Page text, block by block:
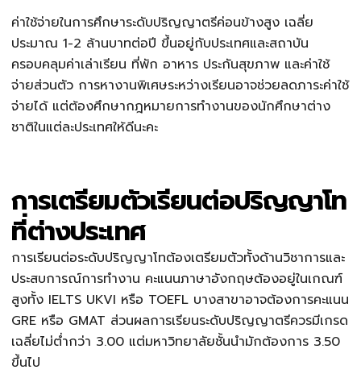
ค่าใช้จ่ายในการศึกษาระดับปริญญาตรีค่อนข้างสูง เฉลี่ย
ประมาณ 1-2 ล้านบาทต่อปี ขึ้นอยู่กับประเทศและสถาบัน
ครอบคลุมค่าเล่าเรียน ที่พัก อาหาร ประกันสุขภาพ และค่าใช้
จ่ายส่วนตัว การหางานพิเศษระหว่างเรียนอาจช่วยลดภาระค่าใช้
จ่ายได้ แต่ต้องศึกษากฎหมายการทำงานของนักศึกษาต่าง
ชาติในแต่ละประเทศให้ดีนะคะ
การเตรียมตัวเรียนต่อปริญญาโท
ที่ต่างประเทศ
การเรียนต่อระดับปริญญาโทต้องเตรียมตัวทั้งด้านวิชาการและ
ประสบการณ์การทำงาน คะแนนภาษาอังกฤษต้องอยู่ในเกณฑ์
สูงทั้ง IELTS UKVI หรือ TOEFL บางสาขาอาจต้องการคะแนน
GRE หรือ GMAT ส่วนผลการเรียนระดับปริญญาตรีควรมีเกรด
เฉลี่ยไม่ต่ำกว่า 3.00 แต่มหาวิทยาลัยชั้นนำมักต้องการ 3.50
ขึ้นไป